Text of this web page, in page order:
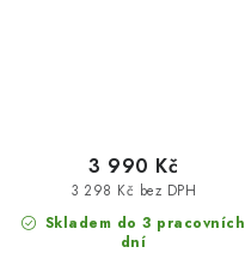
Skladem do 3 pracovních
dní
3 298 Kč bez DPH
3 990 Kč